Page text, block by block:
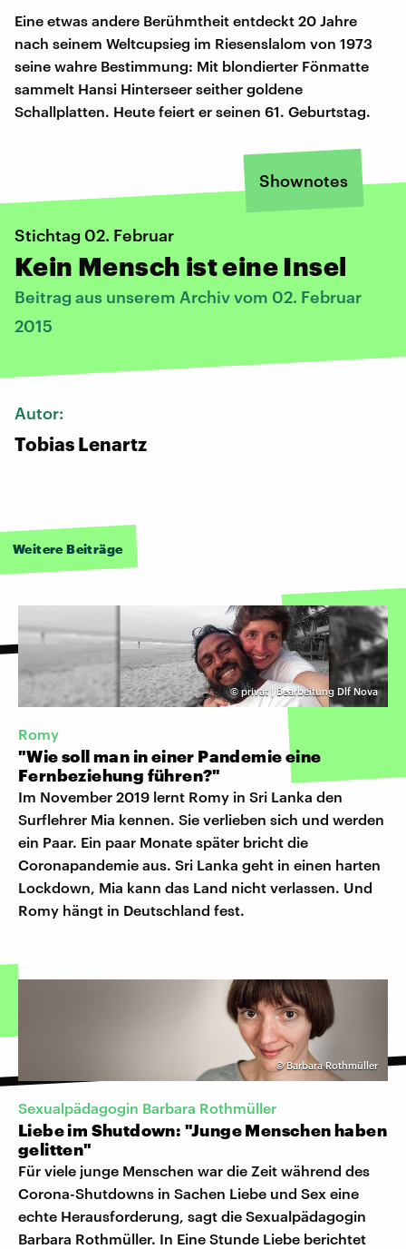
Eine etwas andere Berühmtheit entdeckt 20 Jahre
nach seinem Weltcupsieg im Riesenslalom von 1973
seine wahre Bestimmung: Mit blondierter Fönmatte
sammelt Hansi Hinterseer seither goldene
Schallplatten. Heute feiert er seinen 61. Geburtstag.
Shownotes
Stichtag 02. Februar
Kein Mensch ist eine Insel
Beitrag aus unserem Archiv vom 02. Februar
2015
Autor:
Tobias Lenartz
Weitere Beiträge
©privat | Bearbeitung Dlf Nova
Romy
"Wie soll man in einer Pandemie eine
Fernbeziehung führen?"
Im November 2019 lernt Romy in Sri Lanka den
Surflehrer Mia kennen. Sie verlieben sich und werden
ein Paar. Ein paar Monate später bricht die
Coronapandemie aus. Sri Lanka geht in einen harten
Lockdown, Mia kann das Land nicht verlassen. Und
Romy hängt in Deutschland fest.
©Barbara Rothmüller
Sexualpädagogin Barbara Rothmüller
Liebe im Shutdown: "Junge Menschen haben
gelitten"
Für viele junge Menschen war die Zeit während des
Corona-Shutdowns in Sachen Liebe und Sex eine
echte Herausforderung, sagt die Sexualpädagogin
Barbara Rothmüller. In Eine Stunde Liebe berichtet